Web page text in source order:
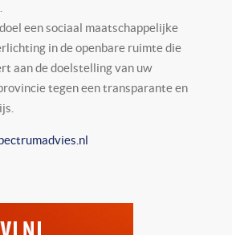
een sociaal maatschappelijke
in de openbare ruimte die
aan de doelstelling van uw
tegen een transparante en